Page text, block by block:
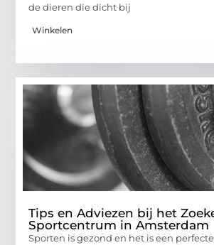
de dieren die dicht bij
Winkelen
Tips en Adviezen bij het
Sportcentrum in Amsterdam
Sporten is gezond en het is een